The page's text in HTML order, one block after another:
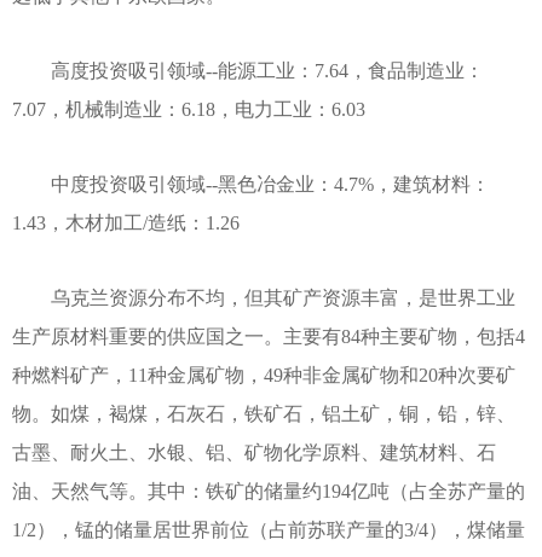
高度投资吸引领域--能源工业：7.64，食品制造业：
7.07，机械制造业：6.18，电力工业：6.03
中度投资吸引领域--黑色冶金业：4.7%，建筑材料：
1.43，木材加工/造纸：1.26
乌克兰资源分布不均，但其矿产资源丰富，是世界工业
生产原材料重要的供应国之一。主要有84种主要矿物，包括4
种燃料矿产，11种金属矿物，49种非金属矿物和20种次要矿
物。如煤，褐煤，石灰石，铁矿石，铝土矿，铜，铅，锌、
古墨、耐火土、水银、铝、矿物化学原料、建筑材料、石
油、天然气等。其中：铁矿的储量约194亿吨（占全苏产量的
1/2），锰的储量居世界前位（占前苏联产量的3/4），煤储量